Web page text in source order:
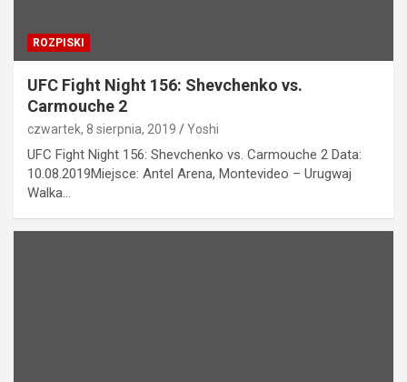
ROZPISKI
UFC Fight Night 156: Shevchenko vs.
Carmouche 2
czwartek, 8 sierpnia, 2019 Yoshi
UFC Fight Night 156: Shevchenko vs. Carmouche 2 Data:
10.08.2019Miejsce: Antel Arena, Montevideo – Urugwaj
Walka…